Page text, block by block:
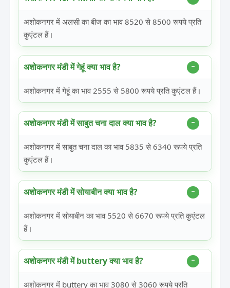
अशोकनगर में अलसी का बीज का भाव 8520 से 8500 रूपये प्रति
कुएंटल हैं।
अशोकनगर मंडी में गेहूं क्या भाव है?
अशोकनगर में गेहूं का भाव 2555 से 5800 रूपये प्रति कुएंटल हैं।
अशोकनगर मंडी में साबुत चना दाल क्या भाव है?
अशोकनगर में साबुत चना दाल का भाव 5835 से 6340 रूपये प्रति
कुएंटल हैं।
अशोकनगर मंडी में सोयाबीन क्या भाव है?
अशोकनगर में सोयाबीन का भाव 5520 से 6670 रूपये प्रति कुएंटल
हैं।
अशोकनगर मंडी में buttery क्या भाव है?
अशोकनगर में buttery का भाव 3080 से 3060 रूपये प्रति